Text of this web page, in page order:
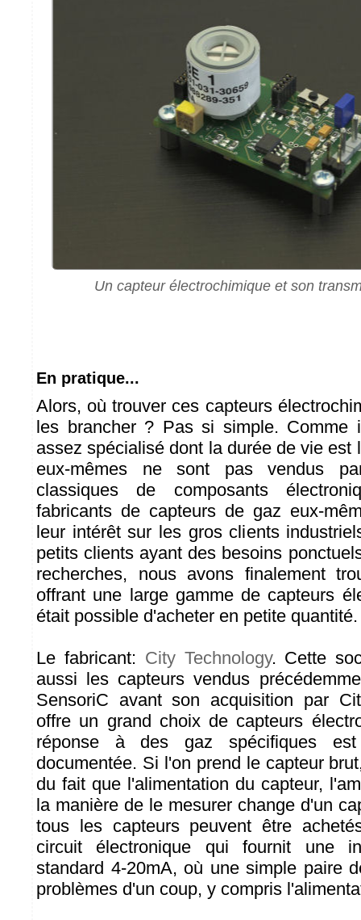
Un capteur électrochimique et son
En pratique...
Alors, où trouver ces capteurs
les brancher ? Pas si simple. Comme
assez spécialisé dont la durée de vie est
eux-mêmes ne sont pas vendus
classiques de composants
fabricants de capteurs de gaz eux-
leur intérêt sur les gros clients
petits clients ayant des besoins
recherches, nous avons finalement
offrant une large gamme de capteurs
était possible d'acheter en petite quantité.
Le fabricant: City Technology. Cette
aussi les capteurs vendus
SensoriC avant son acquisition par
offre un grand choix de capteurs
réponse à des gaz spécifiques est
documentée. Si l'on prend le capteur
du fait que l'alimentation du capteur,
la manière de le mesurer change d'un
tous les capteurs peuvent être
circuit électronique qui fournit une
standard 4-20mA, où une simple paire
problèmes d'un coup, y compris